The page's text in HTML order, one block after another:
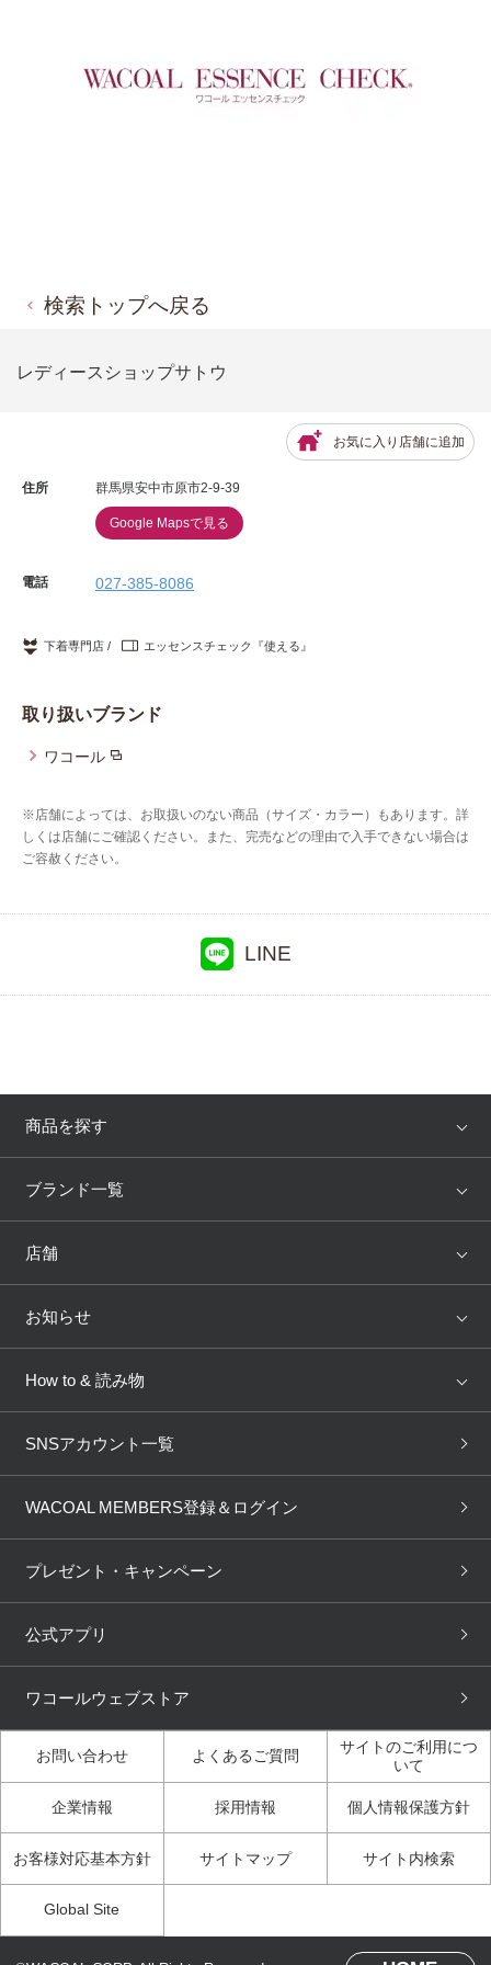
検索トップへ戻る
レディースショップサトウ
お気に入り店舗に追加
住所 群馬県安中市原市2-9-39
Google Mapsで見る
電話 027-385-8086
下着専門店 エッセンスチェック『使える』
取り扱いブランド
ワコール
※店舗によっては、お取扱いのない商品（サイズ・カラー）もあります。詳
しくは店舗にご確認ください。また、完売などの理由で入手できない場合は
ご容赦ください。
LINE
商品を探す
アイテム
トピックス
ブランド一覧
WACOAL
AMPHI une nana cool
OUR WACOAL
WACOAL Remamma Mens Innerwear
Licensed Brands
店舗
店舗を探す
ブラ無料診断
3Dボディスキャン
お知らせ
新着情報
商品回収
ニュース＆トピックス
How to & 読み物
下着の基礎知識
ブラパン ワコールスタイル
大人の工場見学inベトナム
人間科学研究開発センター見
学
ガイド（マンガ）
3Dボディスキャン体験（マ
SNSアカウント一覧
WACOAL MEMBERS登録＆ログイン
プレゼント・キャンペーン
公式アプリ
ワコールウェブストア
お問い合わせ よくあるご質問
サイトのご利用につ
いて
企業情報 採用情報 個人情報保護方針
お客様対応基本方針 サイトマップ サイト内検索
Global Site